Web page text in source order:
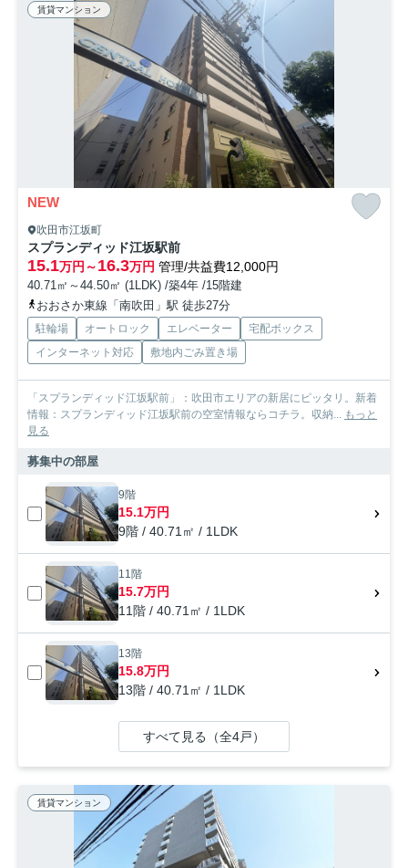
賃貸マンション
NEW
吹田市江坂町
スプランディッド江坂駅前
15.1万円～16.3万円 管理/共益費12,000円
40.71㎡～44.50㎡ (1LDK) /築4年 /15階建
おおさか東線「南吹田」駅 徒歩27分
駐輪場 オートロック エレベーター
宅配ボックス
インターネット対応
敷地内ごみ置き場
「スプランディッド江坂駅前」：吹田市エリアの新居にピッタリ。新着
情報：スプランディッド江坂駅前の空室情報ならコチラ。収納... もっと
見る
募集中の部屋
9階
15.1万円
9階 / 40.71㎡ / 1LDK
11階
15.7万円
11階 / 40.71㎡ / 1LDK
13階
15.8万円
13階 / 40.71㎡ / 1LDK
すべて見る（全4戸）
賃貸マンション